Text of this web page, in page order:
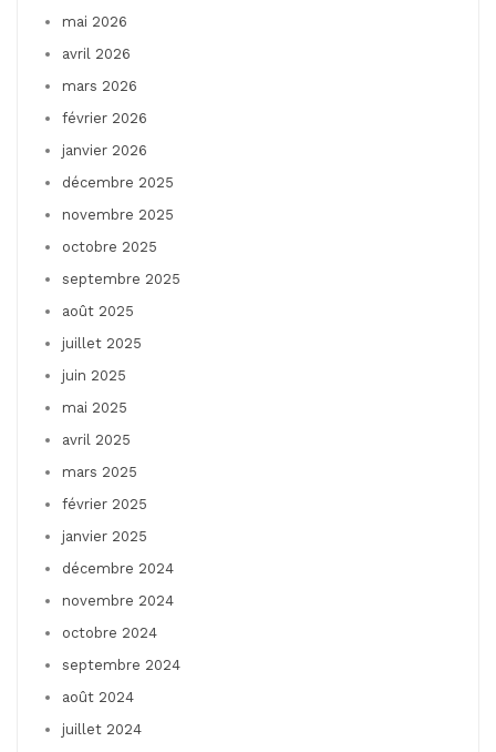
mai 2026
avril 2026
mars 2026
février 2026
janvier 2026
décembre 2025
novembre 2025
octobre 2025
septembre 2025
août 2025
juillet 2025
juin 2025
mai 2025
avril 2025
mars 2025
février 2025
janvier 2025
décembre 2024
novembre 2024
octobre 2024
septembre 2024
août 2024
juillet 2024